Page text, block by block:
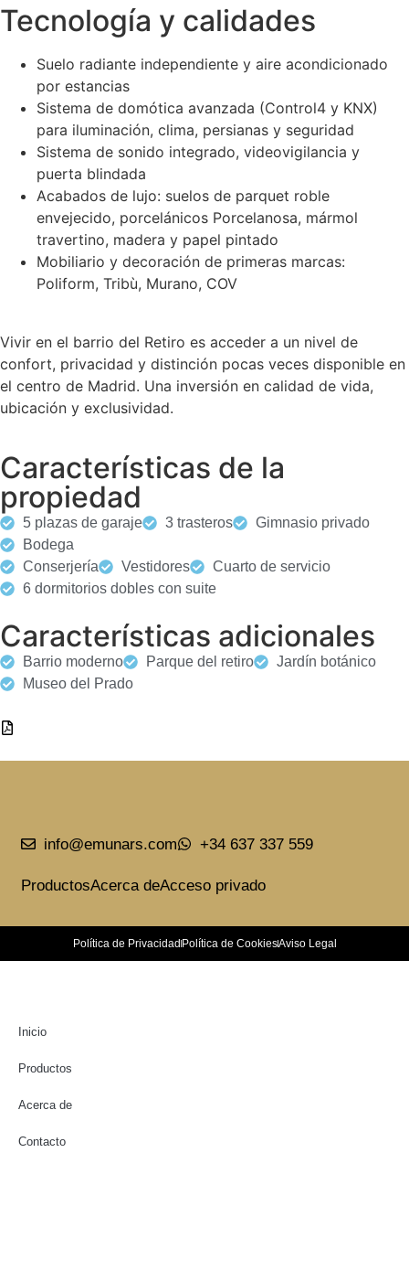
Tecnología y calidades
Suelo radiante independiente y aire acondicionado
por estancias
Sistema de domótica avanzada (Control4 y KNX)
para iluminación, clima, persianas y seguridad
Sistema de sonido integrado, videovigilancia y
puerta blindada
Acabados de lujo: suelos de parquet roble
envejecido, porcelánicos Porcelanosa, mármol
travertino, madera y papel pintado
Mobiliario y decoración de primeras marcas:
Poliform, Tribù, Murano, COV
Vivir en el barrio del Retiro es acceder a un nivel de
confort, privacidad y distinción pocas veces disponible en
el centro de Madrid. Una inversión en calidad de vida,
ubicación y exclusividad.
Características de la
propiedad
5 plazas de garaje 3 trasteros
Gimnasio privado
Bodega
Conserjería
Vestidores
Cuarto de servicio
6 dormitorios dobles con suite
Características adicionales
Barrio moderno Parque del retiro
Jardín botánico
Museo del Prado
info@emunars.com +34 637 337 559
ProductosAcerca deAcceso privado
Política de PrivacidadPolítica de CookiesAviso Legal
Inicio
Productos
Acerca de
Contacto